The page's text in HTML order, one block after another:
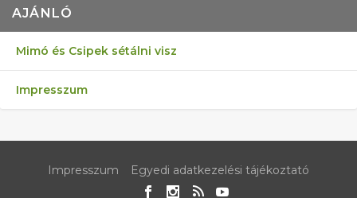
AJÁNLÓ
Mimó és Csipek sétálni visz
Impresszum
Impresszum Egyedi adatkezelési tájékoztató